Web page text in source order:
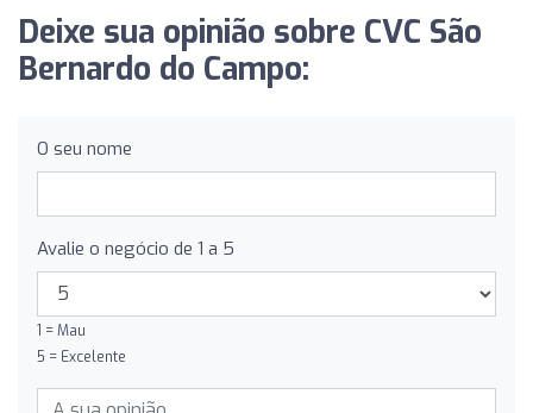
Deixe sua opinião sobre CVC São
Bernardo do Campo:
O seu nome
Avalie o negócio de 1 a 5
1 = Mau
5 = Excelente